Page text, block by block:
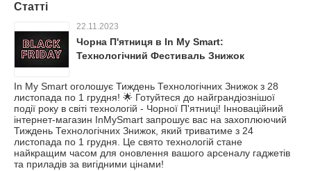
Статті
22.11.2023
Чорна П'ятниця в In My Smart:
Технологічний Фестиваль Знижок
In My Smart оголошує Тиждень Технологічних Знижок з 28
листопада по 1 грудня! 🌟 Готуйтеся до найграндіознішої
події року в світі технологій - Чорної П'ятниці! Інноваційний
інтернет-магазин InMySmart запрошує вас на захоплюючий
Тиждень Технологічних Знижок, який триватиме з 24
листопада по 1 грудня. Це свято технологій стане
найкращим часом для оновлення вашого арсеналу гаджетів
та приладів за вигідними цінами!